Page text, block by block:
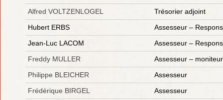
Alfred VOLTZENLOGEL
Trésorier adjoint
Hubert ERBS
Assesseur –
Jean-Luc LACOM
Assesseur –
Freddy MULLER
Assesseur –
Philippe BLEICHER
Assesseur
Frédérique BIRGEL
Assesseur